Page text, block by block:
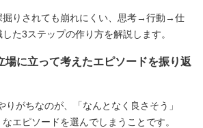
掘りされても崩れにくい、思考→行動→仕
た3ステップの作り方を解説します。
に立って考えたエピソードを振り返
りがちなのが、「なんとなく良さそう」
なエピソードを選んでしまうことです。